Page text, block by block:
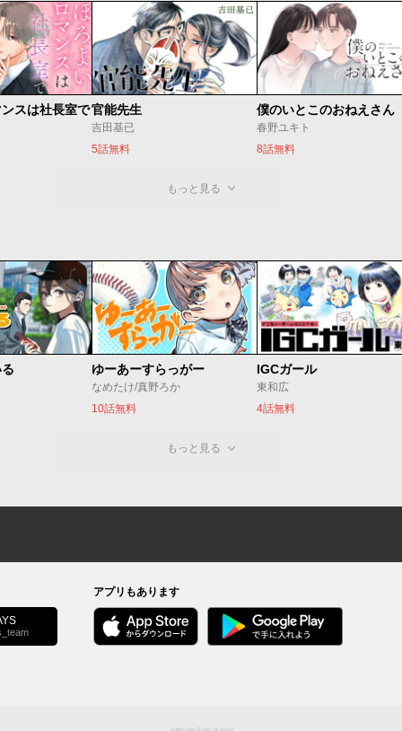
スは社長室で官能先生
吉田基已
5話無料
僕のいとこのおねえさん
春野ユキト
8話無料
もっと見る
ゆーあーすらっがー
なめたけ/真野ろか
10話無料
IGCガール
東和広
4話無料
もっと見る
アプリもあります